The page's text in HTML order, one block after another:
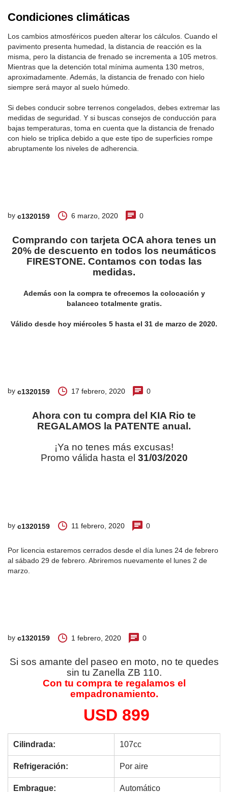
Condiciones climáticas
Los cambios atmosféricos pueden alterar los cálculos. Cuando el
pavimento presenta humedad, la distancia de reacción es la
misma, pero la distancia de frenado se incrementa a 105 metros.
Mientras que la detención total mínima aumenta 130 metros,
aproximadamente. Además, la distancia de frenado con hielo
siempre será mayor al suelo húmedo.
Si debes conducir sobre terrenos congelados, debes extremar las
medidas de seguridad. Y si buscas consejos de conducción para
bajas temperaturas, toma en cuenta que la distancia de frenado
con hielo se triplica debido a que este tipo de superficies rompe
abruptamente los niveles de adherencia.
by c1320159 6 marzo, 2020 0
Comprando con tarjeta OCA ahora tenes un
20% de descuento en todos los neumáticos
FIRESTONE. Contamos con todas las
medidas.
Además con la compra te ofrecemos la colocación y
balanceo totalmente gratis.
Válido desde hoy miércoles 5 hasta el 31 de marzo de 2020.
by c1320159 17 febrero, 2020 0
Ahora con tu compra del KIA Rio te
REGALAMOS la PATENTE anual.
¡Ya no tenes más excusas!
Promo válida hasta el 31/03/2020
by c1320159 11 febrero, 2020 0
Por licencia estaremos cerrados desde el día lunes 24 de febrero
al sábado 29 de febrero. Abriremos nuevamente el lunes 2 de
marzo.
by c1320159 1 febrero, 2020 0
Si sos amante del paseo en moto, no te quedes
sin tu Zanella ZB 110.
Con tu compra te regalamos el
empadronamiento.
USD 899
Cilindrada: 107cc
Refrigeración: Por aire
Embrague: Automático